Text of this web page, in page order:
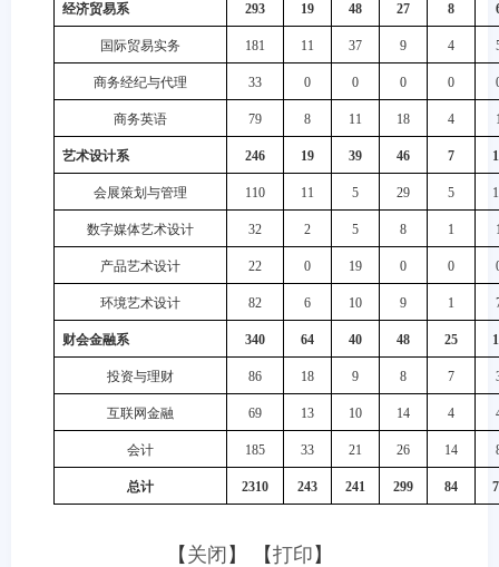
经济贸易系 293 19 48 27 8
国际贸易实务 181 11 37 9 4
商务经纪与代理 33 0 0 0 0
商务英语 79 8 11 18 4
艺术设计系 246 19 39 46 7
会展策划与管理 110 11 5 29 5
数字媒体艺术设计 32 2 5 8 1
产品艺术设计 22 0 19 0 0
环境艺术设计 82 6 10 9 1
财会金融系 340 64 40 48 25
投资与理财 86 18 9 8 7
互联网金融 69 13 10 14 4
会计 185 33 21 26 14
总计 2310 243 241 299 84
【 关闭 】 【打印 】